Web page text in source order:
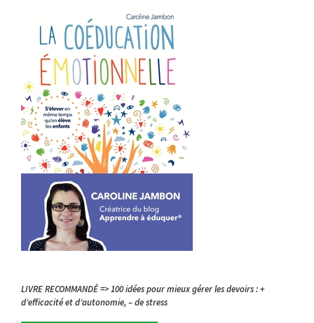
LIVRE RECOMMANDÉ => 100 idées pour mieux gérer les devoirs : +
d’efficacité et d’autonomie, – de stress